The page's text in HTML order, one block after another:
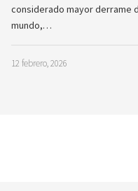
considerado mayor derrame
mundo,…
12 febrero, 2026